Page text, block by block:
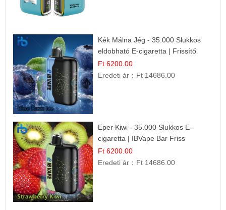
Kék Málna Jég - 35.000 Slukkos
eldobható E-cigaretta | Frissítő
Ízélmény
Ft 6200.00
Eredeti ár： Ft 14686.00
Eper Kiwi - 35.000 Slukkos E-
cigaretta | IBVape Bar Friss
Gyümölcs Ízek
Ft 6200.00
Eredeti ár： Ft 14686.00